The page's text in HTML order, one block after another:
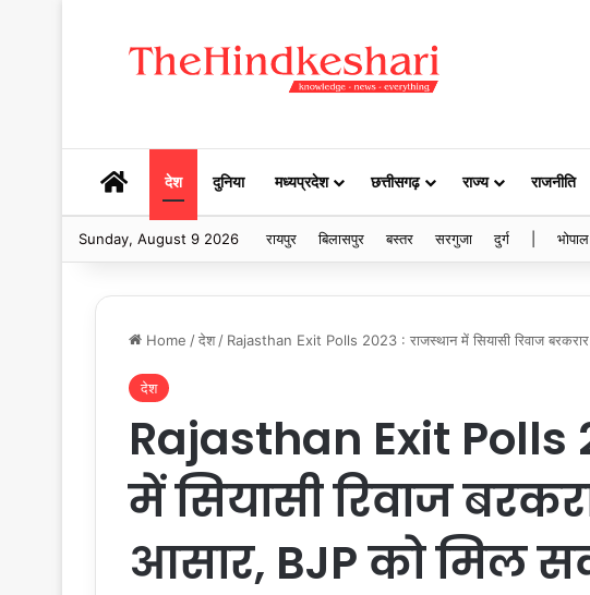
HOMEदेश दुनिया मध्यप्रदेश छत्तीसगढ़ राज्य राजनीति
Sunday, August 9 2026 रायपुर बिलासपुर बस्तर सरगुजा दुर्ग भोपाल
Home /देश / Rajasthan Exit Polls 2023 : राजस्थान में सियासी रिवाज
देश
Rajasthan Exit Polls
में सियासी रिवाज
आसार, BJP को मिल